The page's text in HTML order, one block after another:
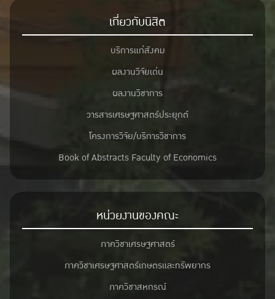
เกี่ยวกับนิสิต
บริการแก่สังคม
ผลงานวิจัยเด่น
ผลงานวิชาการ
วารสารเศรษฐศาสตร์ประยุกต์
โครงการวิจัย/บริการวิชาการ
Book of Abstracts Faculty of Economics
หน่วยงานของคณะ
ภาควิชาเศรษฐศาสตร์
ภาควิชาเศรษฐศาสตร์เกษตรและทรัพยากร
ภาควิชาสหกรณ์